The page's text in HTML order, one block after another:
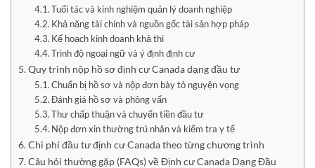
Tuổi tác và kinh nghiệm quản lý doanh nghiệp
Khả năng tài chính và nguồn gốc tài sản hợp pháp
Kế hoạch kinh doanh khả thi
Trình độ ngoại ngữ và ý định định cư
Quy trình nộp hồ sơ định cư Canada dạng đầu tư
Chuẩn bị hồ sơ và nộp đơn bày tỏ nguyện vọng
Đánh giá hồ sơ và phỏng vấn
Thư chấp thuận và chuyển tiền đầu tư
Nộp đơn xin thường trú nhân và kiểm tra y tế
Chi phí đầu tư định cư Canada theo từng chương trình
Câu hỏi thường gặp (FAQs) về Định cư Canada Dạng Đầu